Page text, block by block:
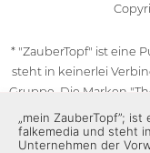
* "ZauberTopf" ist eine
steht in keinerlei
Gruppe. Die Marken
des "Thermomix®"
der Vorwerk-Gruppe.
„mein ZauberTopf”;
falkemedia und steht
Unternehmen der